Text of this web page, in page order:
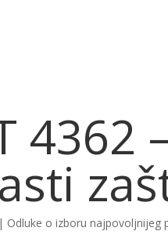
4362
| Odluke o izboru najpovoljnijeg